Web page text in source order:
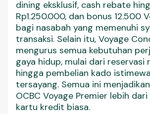
dining eksklusif, cash rebate
Rp1.250.000, dan bonus 12.500
bagi nasabah yang memenuhi
transaksi. Selain itu, Voyage
mengurus semua kebutuhan
gaya hidup, mulai dari reservasi
hingga pembelian kado
tersayang. Semua ini
OCBC Voyage Premier lebih
kartu kredit biasa.